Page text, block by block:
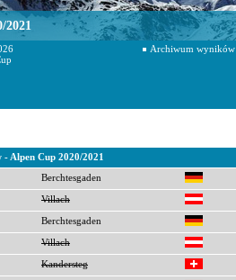
Alpen Cup 2020/2021
Berchtesgaden
Villach
Berchtesgaden
Villach
Kandersteg
2021
Archiwum wyników